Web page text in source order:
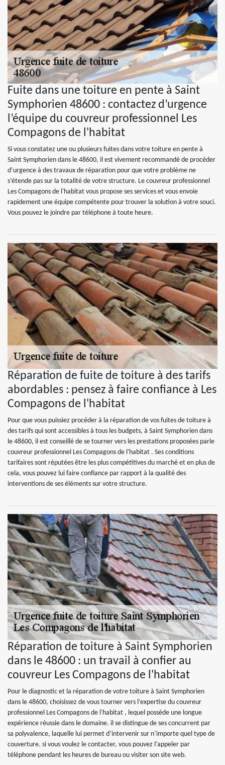
Fuite dans une toiture en pente à Saint
Symphorien 48600 : contactez d’urgence
l’équipe du couvreur professionnel Les
Compagons de l'habitat
Si vous constatez une ou plusieurs fuites dans votre toiture en pente à
Saint Symphorien dans le 48600, il est vivement recommandé de procéder
d’urgence à des travaux de réparation pour que votre problème ne
s’étende pas sur la totalité de votre structure. Le couvreur professionnel
Les Compagons de l'habitat vous propose ses services et vous envoie
rapidement une équipe compétente pour trouver la solution à votre souci.
Vous pouvez le joindre par téléphone à toute heure.
Réparation de fuite de toiture à des tarifs
abordables : pensez à faire confiance à Les
Compagons de l'habitat
Pour que vous puissiez procéder à la réparation de vos fuites de toiture à
des tarifs qui sont accessibles à tous les budgets, à Saint Symphorien dans
le 48600, il est conseillé de se tourner vers les prestations proposées parle
couvreur professionnel Les Compagons de l'habitat . Ses conditions
tarifaires sont réputées être les plus compétitives du marché et en plus de
cela, vous pouvez lui faire confiance par rapport à la qualité des
interventions de ses éléments sur votre structure.
Réparation de toiture à Saint Symphorien
dans le 48600 : un travail à confier au
couvreur Les Compagons de l'habitat
Pour le diagnostic et la réparation de votre toiture à Saint Symphorien
dans le 48600, choisissez de vous tourner vers l’expertise du couvreur
professionnel Les Compagons de l'habitat , lequel possède une longue
expérience réussie dans le domaine. il se distingue de ses concurrent par
sa polyvalence, laquelle lui permet d’intervenir sur n’importe quel type de
couverture. si vous voulez le contacter, vous pouvez l’appeler par
téléphone pendant les heures de bureau ou visiter son site web.